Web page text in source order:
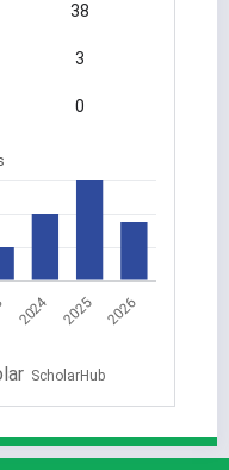
38
3
0
ScholarHub